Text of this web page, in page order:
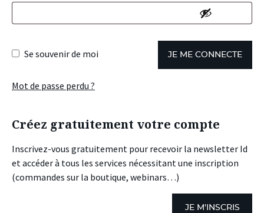
Se souvenir de moi JE ME CONNECTE
Mot de passe perdu ?
Créez gratuitement votre compte
Inscrivez-vous gratuitement pour recevoir la newsletter Id
et accéder à tous les services nécessitant une inscription
(commandes sur la boutique, webinars…)
JE M'INSCRIS